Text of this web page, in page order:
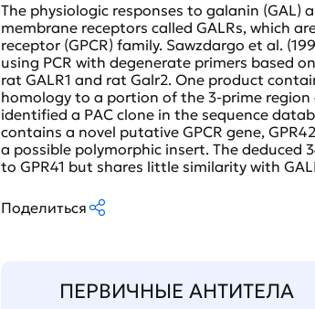
The physiologic responses to galanin (GAL)
membrane receptors called GALRs, which
receptor (GPCR) family. Sawzdargo et al.
using PCR with degenerate primers based
rat GALR1 and rat Galr2. One product
homology to a portion of the 3-prime region
identified a PAC clone in the sequence
contains a novel putative GPCR gene,
a possible polymorphic insert. The deduced
to GPR41 but shares little similarity with
Поделиться
ПЕРВИЧНЫЕ АНТИТЕЛА